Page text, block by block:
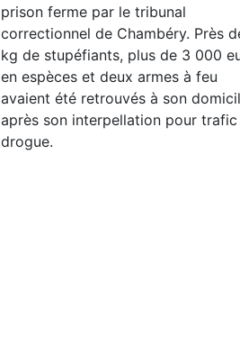
prison ferme par le tribunal
correctionnel de Chambéry. Près
kg de stupéfiants, plus de 3 000
en espèces et deux armes à feu
avaient été retrouvés à son
après son interpellation pour
drogue.